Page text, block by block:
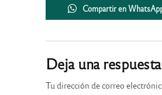
Compartir en
Deja una respuesta
Tu dirección de correo